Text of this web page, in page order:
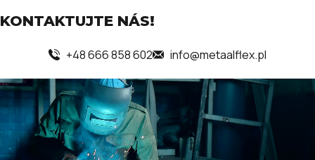
KONTAKTUJTE NÁS!
+48 666 858 602 info@metaalflex.pl